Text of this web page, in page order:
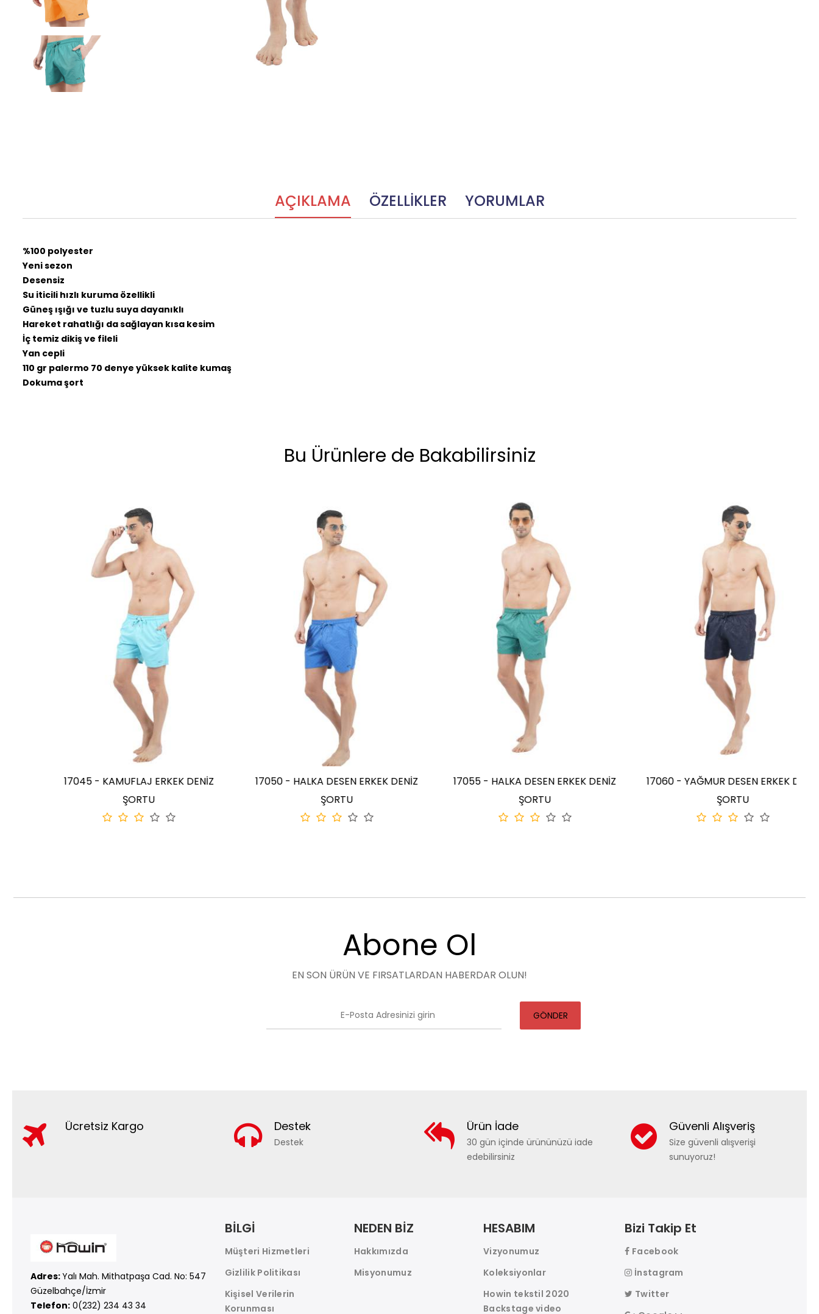
AÇIKLAMA ÖZELLİKLER YORUMLAR
%100 polyester
Yeni sezon
Desensiz
Su iticili hızlı kuruma özellikli
Güneş ışığı ve tuzlu suya dayanıklı
Hareket rahatlığı da sağlayan kısa kesim
İç temiz dikiş ve fileli
Yan cepli
110 gr palermo 70 denye yüksek kalite kumaş
Dokuma şort
Bu Ürünlere de Bakabilirsiniz
17045 - KAMUFLAJ ERKEK DENİZ
ŞORTU
17050 - HALKA DESEN ERKEK DENİZ
ŞORTU
17055 - HALKA DESEN ERKEK DENİZ
ŞORTU
17060 - YAĞMUR DESEN ERKEK DENİZ
ŞORTU
Abone Ol
EN SON ÜRÜN VE FIRSATLARDAN HABERDAR OLUN!
GÖNDER
Ücretsiz Kargo Destek
Destek
Ürün İade
30 gün içinde ürününüzü iade
edebilirsiniz
Güvenli Alışveriş
Size güvenli alışverişi
sunuyoruz!
Adres:Yalı Mah. Mithatpaşa Cad. No: 547
Güzelbahçe/İzmir
Telefon: 0(232) 234 43 34
BİLGİ
Müşteri Hizmetleri
Gizlilik Politikası
Kişisel Verilerin
Korunması
NEDEN BİZ
Hakkımızda
Misyonumuz
HESABIM
Vizyonumuz
Koleksiyonlar
Howin tekstil 2020
Backstage video
Bizi Takip Et
Facebook
İnstagram
Twitter